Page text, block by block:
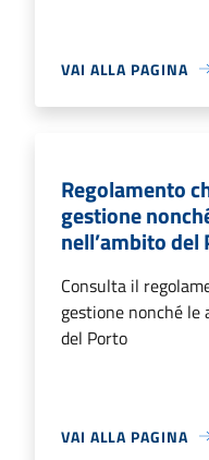
VAI ALLA PAGINA
Regolamento
gestione
nell’ambito del
Consulta il
gestione nonché
del Porto
VAI ALLA PAGINA